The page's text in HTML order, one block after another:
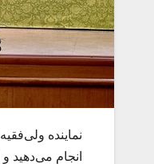
انجام می‌دهید